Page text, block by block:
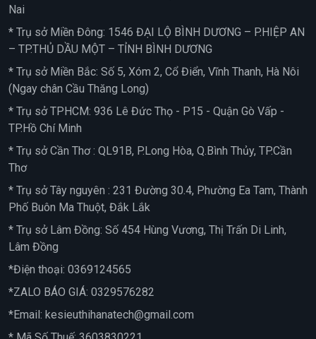
Nai
* Trụ sở Miền Đông: 1546 ĐẠI LỘ BÌNH DƯƠNG – P.HIỆP AN
– TP.THỦ DẦU MỘT – TỈNH BÌNH DƯƠNG
* Trụ sở Miền Bắc: Số 5, Xóm 2, Cổ Điển, Vĩnh Thanh, Hà Nôi
(Ngay chân Cầu Thăng Long)
* Trụ sở TPHCM: 936 Lê Đức Thọ - P15 - Quận Gò Vấp -
TP.Hồ Chí Minh
* Trụ sở Cần Thơ : QL91B, P.Long Hòa, Q.Bình Thủy, TP.Cần
Thơ
* Trụ sở Tây nguyên : 231 Đường 30.4, Phường Ea Tam, Thành
Phố Buôn Ma Thuột, Đắk Lắk
* Trụ sở Lâm Đồng: Số 454 Hùng Vương, Thị Trấn Di Linh,
Lâm Đồng
*Điện thoại: 0369124565
*ZALO BÁO GIÁ: 0329576282
*Email: kesieuthihanatech@gmail.com